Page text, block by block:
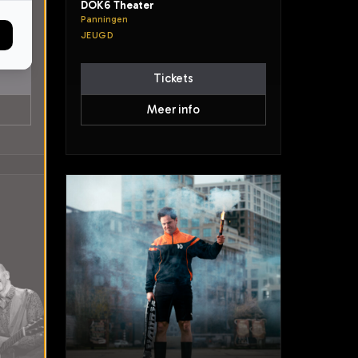
DOK6 Theater
Panningen
JEUGD
Tickets
Meer info